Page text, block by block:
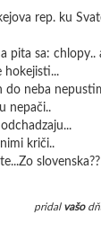
rep. ku
pita sa:
hokejisti...
do neba
nepači..
kriči..
pridal vašo